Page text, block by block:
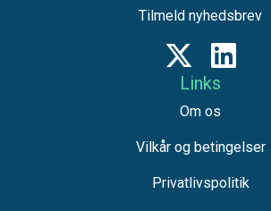
Tilmeld nyhedsbrev
Links
Om os
Vilkår og betingelser
Privatlivspolitik